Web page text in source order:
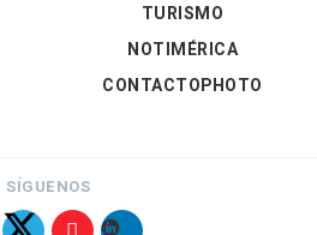
TURISMO
NOTIMÉRICA
CONTACTOPHOTO
SÍGUENOS